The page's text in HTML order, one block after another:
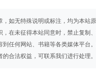
，如无特殊说明或标注，均为本站
，在未征得本站同意时，禁止复制、
到任何网站、书籍等各类媒体平台
合法权益，可联系我们进行处理。